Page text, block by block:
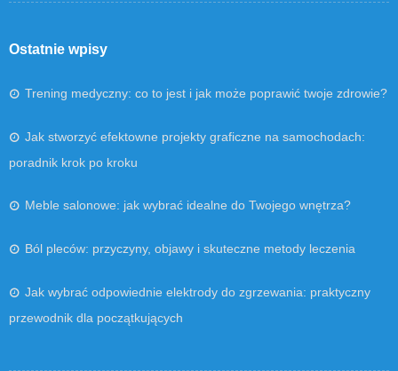
Ostatnie wpisy
Trening medyczny: co to jest i jak może poprawić twoje zdrowie?
Jak stworzyć efektowne projekty graficzne na samochodach:
poradnik krok po kroku
Meble salonowe: jak wybrać idealne do Twojego wnętrza?
Ból pleców: przyczyny, objawy i skuteczne metody leczenia
Jak wybrać odpowiednie elektrody do zgrzewania: praktyczny
przewodnik dla początkujących